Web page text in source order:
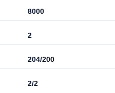
8000
2
204/200
2/2